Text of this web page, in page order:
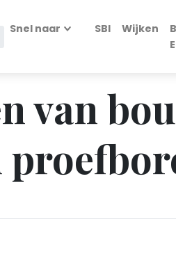
Snel naar SBI Wijken
van